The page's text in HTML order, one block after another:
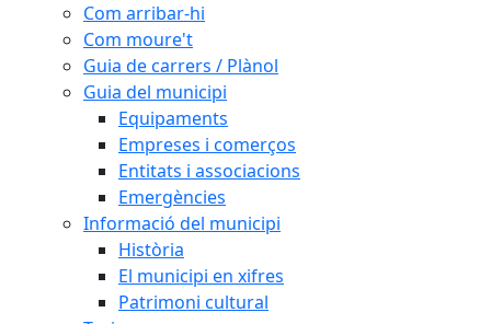
Com arribar-hi
Com moure't
Guia de carrers / Plànol
Guia del municipi
Equipaments
Empreses i comerços
Entitats i associacions
Emergències
Informació del municipi
Història
El municipi en xifres
Patrimoni cultural